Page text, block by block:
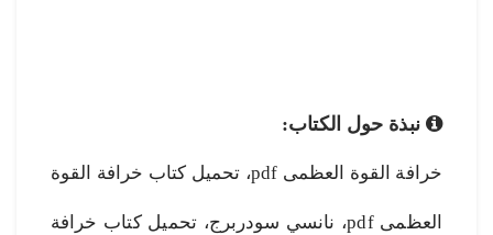
نبذة حول الكتاب:
خرافة القوة العظمى pdf، تحميل كتاب خرافة القوة
العظمى pdf، نانسي سودربرج، تحميل كتاب خرافة